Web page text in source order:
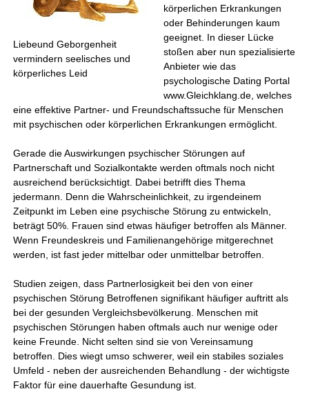
Liebeund Geborgenheit
vermindern seelisches und
körperliches Leid
körperlichen Erkrankungen
oder Behinderungen kaum
geeignet. In dieser Lücke
stoßen aber nun spezialisierte
Anbieter wie das
psychologische Dating Portal
www.Gleichklang.de, welches
eine effektive Partner- und Freundschaftssuche für Menschen
mit psychischen oder körperlichen Erkrankungen ermöglicht.
Gerade die Auswirkungen psychischer Störungen auf
Partnerschaft und Sozialkontakte werden oftmals noch nicht
ausreichend berücksichtigt. Dabei betrifft dies Thema
jedermann. Denn die Wahrscheinlichkeit, zu irgendeinem
Zeitpunkt im Leben eine psychische Störung zu entwickeln,
beträgt 50%. Frauen sind etwas häufiger betroffen als Männer.
Wenn Freundeskreis und Familienangehörige mitgerechnet
werden, ist fast jeder mittelbar oder unmittelbar betroffen.
Studien zeigen, dass Partnerlosigkeit bei den von einer
psychischen Störung Betroffenen signifikant häufiger auftritt als
bei der gesunden Vergleichsbevölkerung. Menschen mit
psychischen Störungen haben oftmals auch nur wenige oder
keine Freunde. Nicht selten sind sie von Vereinsamung
betroffen. Dies wiegt umso schwerer, weil ein stabiles soziales
Umfeld - neben der ausreichenden Behandlung - der wichtigste
Faktor für eine dauerhafte Gesundung ist.